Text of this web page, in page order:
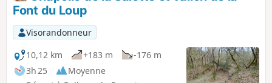
Font du Loup
Visorandonneur
10,12 km
+183 m
-176 m
3h 25
Moyenne